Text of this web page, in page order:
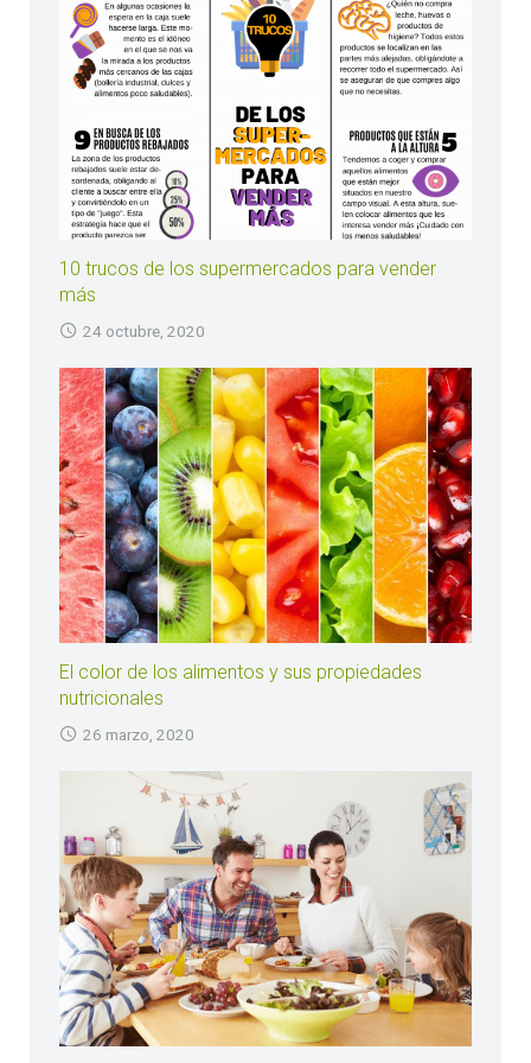
10 trucos de los supermercados para vender
más
24 octubre, 2020
El color de los alimentos y sus propiedades
nutricionales
26 marzo, 2020